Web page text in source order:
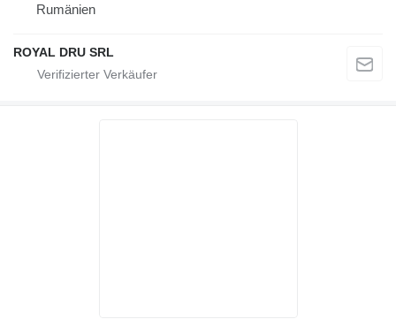
Rumänien
ROYAL DRU SRL